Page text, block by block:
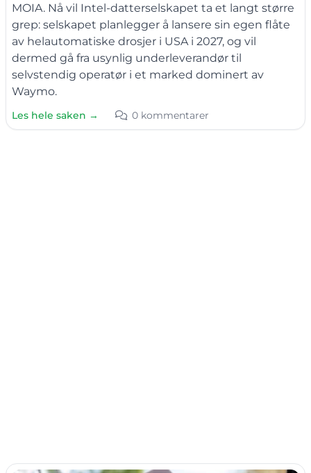
MOIA. Nå vil Intel-datterselskapet ta et langt større
grep: selskapet planlegger å lansere sin egen flåte
av helautomatiske drosjer i USA i 2027, og vil
dermed gå fra usynlig underleverandør til
selvstendig operatør i et marked dominert av
Waymo.
Les hele saken → 0 kommentarer